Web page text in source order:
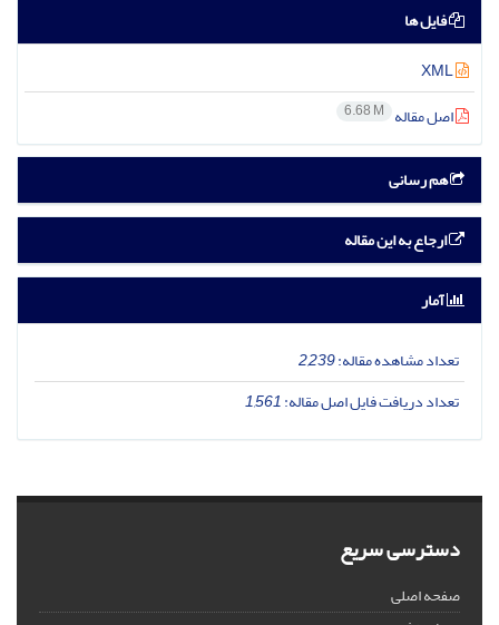
فایل ها
اصل مقاله 6.68 M
هم رسانی
ارجاع به این مقاله
آمار
تعداد مشاهده مقاله:2,239
تعداد دریافت فایل اصل مقاله:1,561
دسترسی سریع
صفحه اصلی